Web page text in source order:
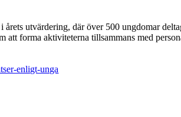
utvärdering, där över 500 ungdomar
att forma aktiviteterna tillsammans med
enligt-unga